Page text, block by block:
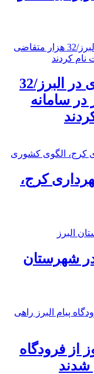
کاهش نرخ بیکاری در البرز/32
در سامانه
کرج،
در شهرستان
از فرودگاه
شدند